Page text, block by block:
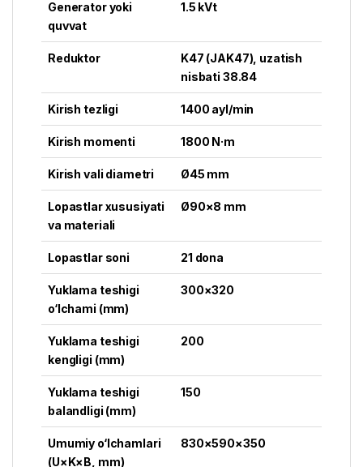
Generator yoki
quvvat
1.5 kVt
Reduktor
K47 (JAK47), uzatish
nisbati 38.84
Kirish tezligi 1400 ayl/min
Kirish momenti 1800 N·m
Kirish vali diametri Ø45 mm
Lopastlar xususiyati
va materiali
Ø90×8 mm
Lopastlar soni 21 dona
Yuklama teshigi
o‘lchami (mm)
300×320
Yuklama teshigi
kengligi (mm)
200
Yuklama teshigi
balandligi (mm)
150
Umumiy o‘lchamlari
(U×K×B, mm)
830×590×350